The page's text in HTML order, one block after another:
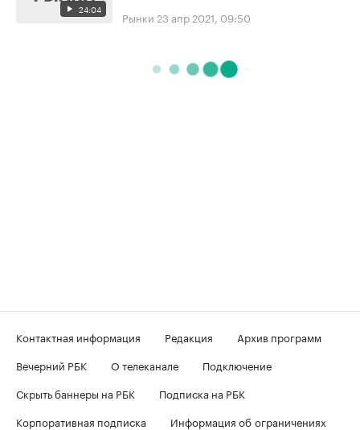
24:04 Рынки 23 апр 2021, 09:50
Контактная информация Редакция
Архив программ
Вечерний РБК
О телеканале
Подключение
Скрыть баннеры на РБК
Подписка на РБК
Корпоративная подписка
Информация об ограничениях